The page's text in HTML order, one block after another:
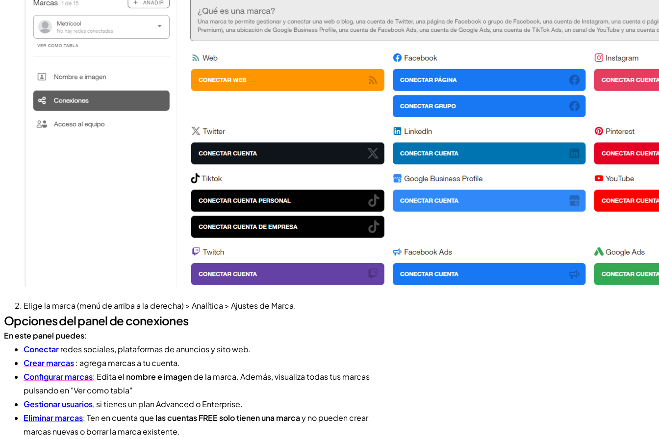
Elige la marca (menú de arriba a la derecha) > Analítica > Ajustes de Marca.
Opciones del panel de conexiones
En este panel puedes:
Conectarredes sociales, plataformas de anuncios y sito web.
Crear marcas: agrega marcas a tu cuenta.
Configurar marcas: Edita el nombre e imagende la marca. Además, visualiza todas tus marcas
pulsando en "Ver como tabla"
Gestionar usuarios, si tienes un plan Advanced o Enterprise.
Eliminar marcas: Ten en cuenta que las cuentas FREE solo tienen una marcay no pueden crear
marcas nuevas o borrar la marca existente.